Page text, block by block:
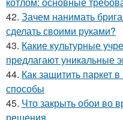
42. Зачем нанимать
сделать своими руками?
43. Какие культурные
предлагают уникальные
44. Как защитить паркет
способы
45. Что закрыть обои во